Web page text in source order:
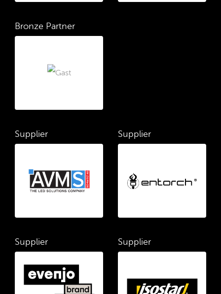
Bronze Partner
Supplier Supplier
Supplier Supplier